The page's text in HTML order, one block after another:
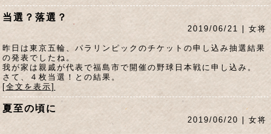
当選？落選？
2019/06/21 | 女将
昨日は東京五輪、パラリンピックのチケットの申し込み抽選結果
の発表でしたね。
我が家は親戚が代表で福島市で開催の野球日本戦に申し込み。
さて、４枚当選！との結果。
[全文を表示]
夏至の頃に
2019/06/20 | 女将